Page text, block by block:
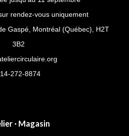
rendez-vous uniquement
Gaspé, Montréal (Québec), H2T
3B2
272-8874
· Magasin